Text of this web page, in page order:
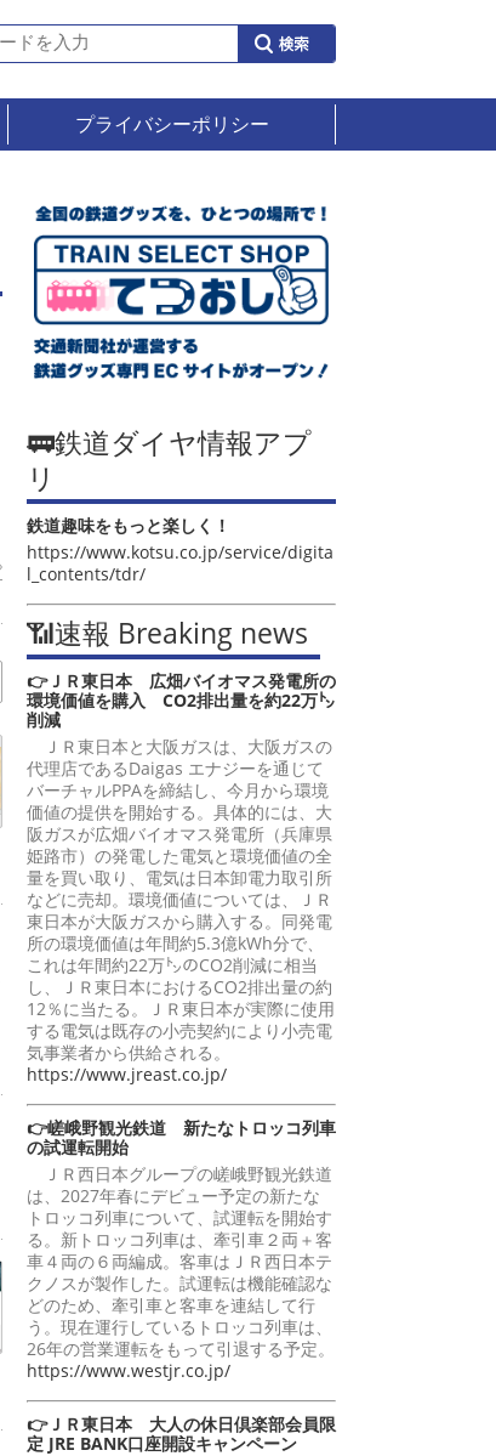
プライバシーポリシー
🚃鉄道ダイヤ情報アプ
リ
鉄道趣味をもっと楽しく！
https://www.kotsu.co.jp/service/digita
l_contents/tdr/
📶速報 Breaking news
👉ＪＲ東日本 広畑バイオマス発電所の
環境価値を購入 CO2排出量を約22万㌧
削減
ＪＲ東日本と大阪ガスは、大阪ガスの
代理店であるDaigas エナジーを通じて
バーチャルPPAを締結し、今月から環境
価値の提供を開始する。具体的には、大
阪ガスが広畑バイオマス発電所（兵庫県
姫路市）の発電した電気と環境価値の全
量を買い取り、電気は日本卸電力取引所
などに売却。環境価値については、ＪＲ
東日本が大阪ガスから購入する。同発電
所の環境価値は年間約5.3億kWh分で、
これは年間約22万㌧のCO2削減に相当
し、ＪＲ東日本におけるCO2排出量の約
12％に当たる。ＪＲ東日本が実際に使用
する電気は既存の小売契約により小売電
気事業者から供給される。
https://www.jreast.co.jp/
👉嵯峨野観光鉄道 新たなトロッコ列車
の試運転開始
ＪＲ西日本グループの嵯峨野観光鉄道
は、2027年春にデビュー予定の新たな
トロッコ列車について、試運転を開始す
る。新トロッコ列車は、牽引車２両＋客
車４両の６両編成。客車はＪＲ西日本テ
クノスが製作した。試運転は機能確認な
どのため、牽引車と客車を連結して行
う。現在運行しているトロッコ列車は、
26年の営業運転をもって引退する予定。
https://www.westjr.co.jp/
👉ＪＲ東日本 大人の休日倶楽部会員限
定 JRE BANK口座開設キャンペーン